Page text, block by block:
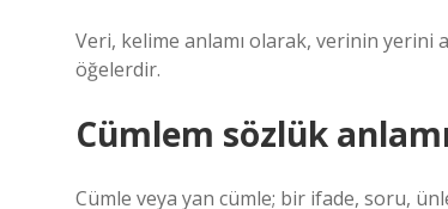
Veri, kelime anlamı olarak, verinin yerini
öğelerdir.
Cümlem sözlük
Cümle veya yan cümle; bir ifade, soru,